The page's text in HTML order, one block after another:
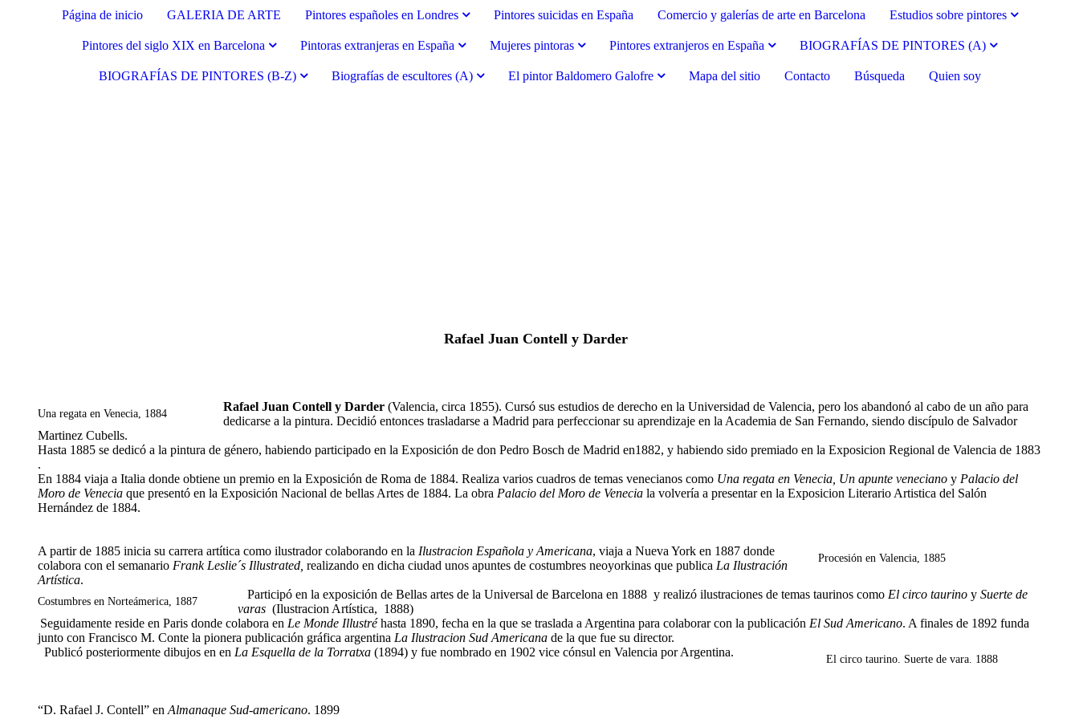
Página de inicio GALERIA DE ARTE Pintores españoles en Londres Pintores suicidas en España Comercio y galerías de arte en Barcelona Estudios sobre pintores
Pintores del siglo XIX en Barcelona Pintoras extranjeras en España Mujeres pintoras Pintores extranjeros en España BIOGRAFÍAS DE PINTORES (A)
BIOGRAFÍAS DE PINTORES (B-Z) Biografías de escultores (A) El pintor Baldomero Galofre Mapa del sitio Contacto Búsqueda Quien soy
Rafael Juan Contell y Darder
Una regata en Venecia, 1884 Rafael Juan Contell y Darder (Valencia, circa 1855). Cursó sus estudios de derecho en la Universidad de Valencia, pero los abandonó al cabo de un año para
dedicarse a la pintura. Decidió entonces trasladarse a Madrid para perfeccionar su aprendizaje en la Academia de San Fernando, siendo discípulo de Salvador
Martinez Cubells.
Hasta 1885 se dedicó a la pintura de género, habiendo participado en la Exposición de don Pedro Bosch de Madrid en1882, y habiendo sido premiado en la Exposicion Regional de Valencia de 1883
.
En 1884 viaja a Italia donde obtiene un premio en la Exposición de Roma de 1884. Realiza varios cuadros de temas venecianos como Una regata en Venecia, Un apunte veneciano y Palacio del
Moro de Venecia que presentó en la Exposición Nacional de bellas Artes de 1884. La obra Palacio del Moro de Venecia la volvería a presentar en la Exposicion Literario Artistica del Salón
Hernández de 1884.
Procesión en Valencia, 1885
A partir de 1885 inicia su carrera artítica como ilustrador colaborando en la Ilustracion Española y Americana, viaja a Nueva York en 1887 donde
colabora con el semanario Frank Leslie´s Illustrated, realizando en dicha ciudad unos apuntes de costumbres neoyorkinas que publica La Ilustración
Artística.
Costumbres en Norteámerica, 1887 Participó en la exposición de Bellas artes de la Universal de Barcelona en 1888 y realizó ilustraciones de temas taurinos como El circo taurino y Suerte de
varas (Ilustracion Artística, 1888)
Seguidamente reside en Paris donde colabora en Le Monde Illustréhasta 1890, fecha en la que se traslada a Argentina para colaborar con la publicación El Sud Americano. A finales de 1892 funda
junto con Francisco M. Conte la pionera publicación gráfica argentina La Ilustracion Sud Americana de la que fue su director.
El circo taurino. Suerte de vara. 1888
Publicó posteriormente dibujos en en La Esquella de la Torratxa (1894) y fue nombrado en 1902 vice cónsul en Valencia por Argentina.
“D. Rafael J. Contell” en Almanaque Sud-americano. 1899